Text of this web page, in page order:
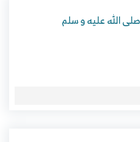
الله عليه و سلم